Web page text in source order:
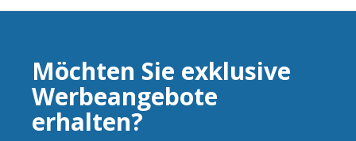
Möchten Sie exklusive
Werbeangebote
erhalten?